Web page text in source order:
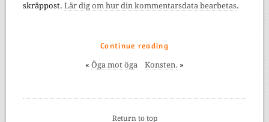
skräppost. Lär dig om hur din kommentarsdata bearbetas.
Continue reading
« Öga mot öga Konsten. »
Return to top